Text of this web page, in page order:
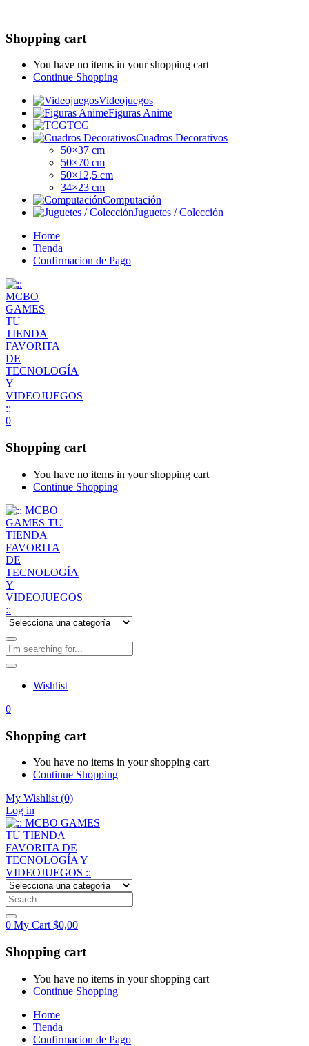
Shopping cart
You have no items in your shopping cart
Continue Shopping
Videojuegos
Figuras Anime
TCG
Cuadros Decorativos
50×37 cm
50×70 cm
50×12,5 cm
34×23 cm
Computación
Juguetes / Colección
Home
Tienda
Confirmacion de Pago
0
Shopping cart
You have no items in your shopping cart
Continue Shopping
Wishlist
0
Shopping cart
You have no items in your shopping cart
Continue Shopping
My Wishlist (0)
Log in
0 My Cart $0,00
Shopping cart
You have no items in your shopping cart
Continue Shopping
Home
Tienda
Confirmacion de Pago